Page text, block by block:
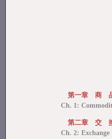
第一章 商
Ch. 1:
第二章 交
Ch. 2: Exchange